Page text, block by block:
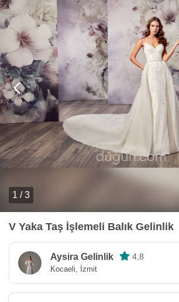
1 / 3
V Yaka Taş İşlemeli Balık Gelinlik
Aysira Gelinlik 4,8
Kocaeli, İzmit